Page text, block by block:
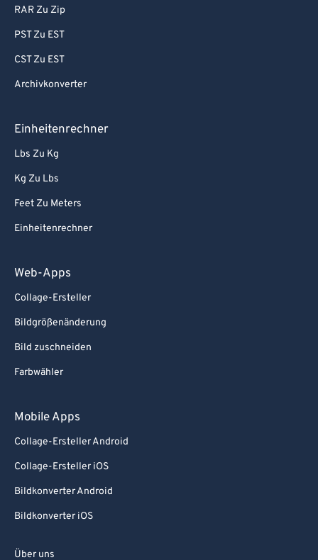
RAR Zu Zip
PST Zu EST
CST Zu EST
Archivkonverter
Einheitenrechner
Lbs Zu Kg
Kg Zu Lbs
Feet Zu Meters
Einheitenrechner
Web-Apps
Collage-Ersteller
Bildgrößenänderung
Bild zuschneiden
Farbwähler
Mobile Apps
Collage-Ersteller Android
Collage-Ersteller iOS
Bildkonverter Android
Bildkonverter iOS
Über uns